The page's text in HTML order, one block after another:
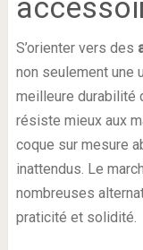
S’orienter vers des
non seulement une
meilleure durabilité
résiste mieux aux
coque sur mesure
inattendus. Le
nombreuses
praticité et solidité.